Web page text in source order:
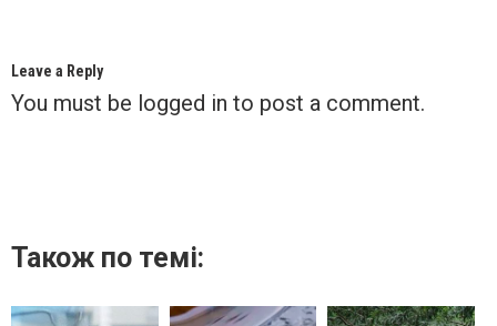
Leave a Reply
You must be logged in to post a comment.
Також по темі: